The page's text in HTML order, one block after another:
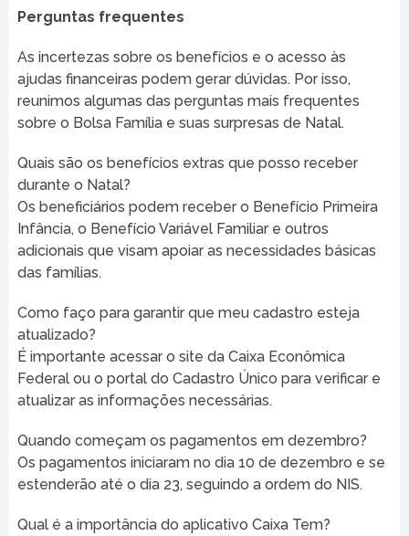
Perguntas frequentes
As incertezas sobre os benefícios e o acesso às
ajudas financeiras podem gerar dúvidas. Por isso,
reunimos algumas das perguntas mais frequentes
sobre o Bolsa Família e suas surpresas de Natal.
Quais são os benefícios extras que posso receber
durante o Natal?
Os beneficiários podem receber o Benefício Primeira
Infância, o Benefício Variável Familiar e outros
adicionais que visam apoiar as necessidades básicas
das famílias.
Como faço para garantir que meu cadastro esteja
atualizado?
É importante acessar o site da Caixa Econômica
Federal ou o portal do Cadastro Único para verificar e
atualizar as informações necessárias.
Quando começam os pagamentos em dezembro?
Os pagamentos iniciaram no dia 10 de dezembro e se
estenderão até o dia 23, seguindo a ordem do NIS.
Qual é a importância do aplicativo Caixa Tem?